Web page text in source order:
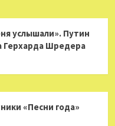
услышали». Путин
Герхарда Шредера
«Песни года»